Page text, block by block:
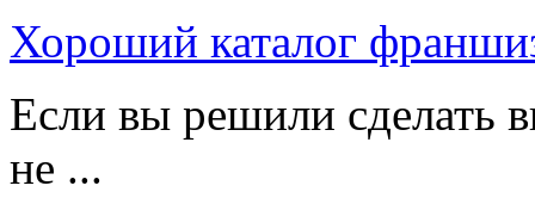
Хороший каталог
Если вы решили сделать
не ...